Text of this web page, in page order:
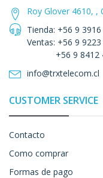
Roy Glover 4610, ,
Tienda: +56 9
Ventas: +56 9
+56 9 8412
info@trxtelecom.cl
CUSTOMER SERVICE
Contacto
Como comprar
Formas de pago